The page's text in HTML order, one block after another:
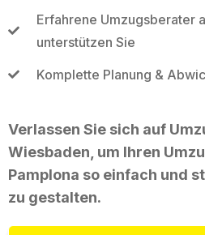
Erfahrene Umzugsberater
unterstützen Sie
Komplette Planung &
Verlassen Sie sich auf
Wiesbaden, um Ihren
Pamplona so einfach und
zu gestalten.